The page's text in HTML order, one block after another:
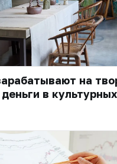
на
в